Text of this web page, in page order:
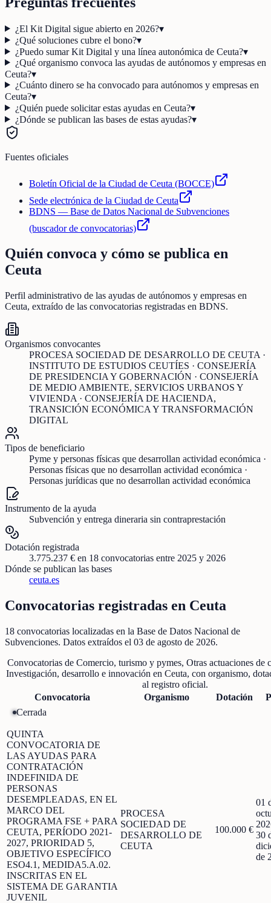
¿El Kit Digital sigue abierto en 2026?▾
¿Qué soluciones cubre el bono?▾
¿Puedo sumar Kit Digital y una línea autonómica de Ceuta?▾
¿Qué organismo convoca las ayudas de autónomos y empresas en
Ceuta?▾
¿Cuánto dinero se ha convocado para autónomos y empresas en
Ceuta?▾
¿Quién puede solicitar estas ayudas en Ceuta?▾
¿Dónde se publican las bases de estas ayudas?▾
Fuentes oficiales
Boletín Oficial de la Ciudad de Ceuta (BOCCE)
Sede electrónica de la Ciudad de Ceuta
BDNS — Base de Datos Nacional de Subvenciones
(buscador de convocatorias)
Quién convoca y cómo se publica en
Ceuta
Perfil administrativo de las ayudas de autónomos y empresas en
Ceuta, extraído de las convocatorias registradas en BDNS.
Organismos convocantes
PROCESA SOCIEDAD DE DESARROLLO DE CEUTA ·
INSTITUTO DE ESTUDIOS CEUTÍES · CONSEJERÍA
DE PRESIDENCIA Y GOBERNACIÓN · CONSEJERÍA
DE MEDIO AMBIENTE, SERVICIOS URBANOS Y
VIVIENDA · CONSEJERÍA DE HACIENDA,
TRANSICIÓN ECONÓMICA Y TRANSFORMACIÓN
DIGITAL
Tipos de beneficiario
Pyme y personas físicas que desarrollan actividad económica ·
Personas físicas que no desarrollan actividad económica ·
Personas jurídicas que no desarrollan actividad económica
Instrumento de la ayuda
Subvención y entrega dineraria sin contraprestación
Dotación registrada
3.775.237 € en 18 convocatorias entre 2025 y 2026
Dónde se publican las bases
ceuta.es
Convocatorias registradas en Ceuta
18 convocatorias localizadas en la Base de Datos Nacional de
Subvenciones. Datos extraídos el 03 de agosto de 2026.
Convocatorias de Comercio, turismo y pymes, Otras actuaciones de
Investigación, desarrollo e innovación en Ceuta, con organismo,
al registro oficial.
Convocatoria
Organismo Dotación
Cerrada
QUINTA
CONVOCATORIA DE
LAS AYUDAS PARA
CONTRATACIÓN
INDEFINIDA DE
PERSONAS
DESEMPLEADAS, EN EL
MARCO DEL
PROGRAMA FSE + PARA
CEUTA, PERÍODO 2021-
2027, PRIORIDAD 5,
OBJETIVO ESPECÍFICO
ESO4.1, MEDIDA5.A.02.
INSCRITAS EN EL
SISTEMA DE GARANTIA
JUVENIL
PROCESA
SOCIEDAD DE
DESARROLLO DE
CEUTA
100.000 €
01
30
de